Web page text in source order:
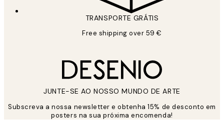
TRANSPORTE GRÁTIS
Free shipping over 59 €
JUNTE-SE AO NOSSO MUNDO DE ARTE
Subscreva a nossa newsletter e obtenha 15% de desconto em
posters na sua próxima encomenda!